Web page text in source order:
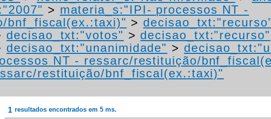
> materia_s:"IPI- processos NT -
bnf_fiscal(ex.:taxi)" >
decisao_txt:"votos" > decisao_txt:"recurso"
decisao_txt:"unanimidade" >
NT - ressarc/restituição/
restituição/bnf_fiscal(ex.:taxi)"
1 resultados encontrados em 5 ms.